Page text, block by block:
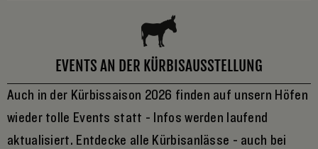
EVENTS AN DER KÜRBISAUSSTELLUNG
Auch in der Kürbissaison 2026 finden auf unsern Höfen
wieder tolle Events statt - Infos werden laufend
aktualisiert. Entdecke alle Kürbisanlässe - auch bei